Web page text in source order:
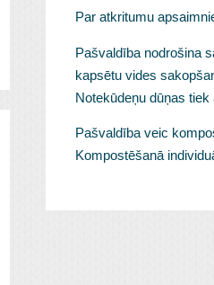
Par atkritumu
Pašvaldība nodrošina
kapsētu vides
Notekūdeņu dūņas
Pašvaldība veic
Kompostēšanā